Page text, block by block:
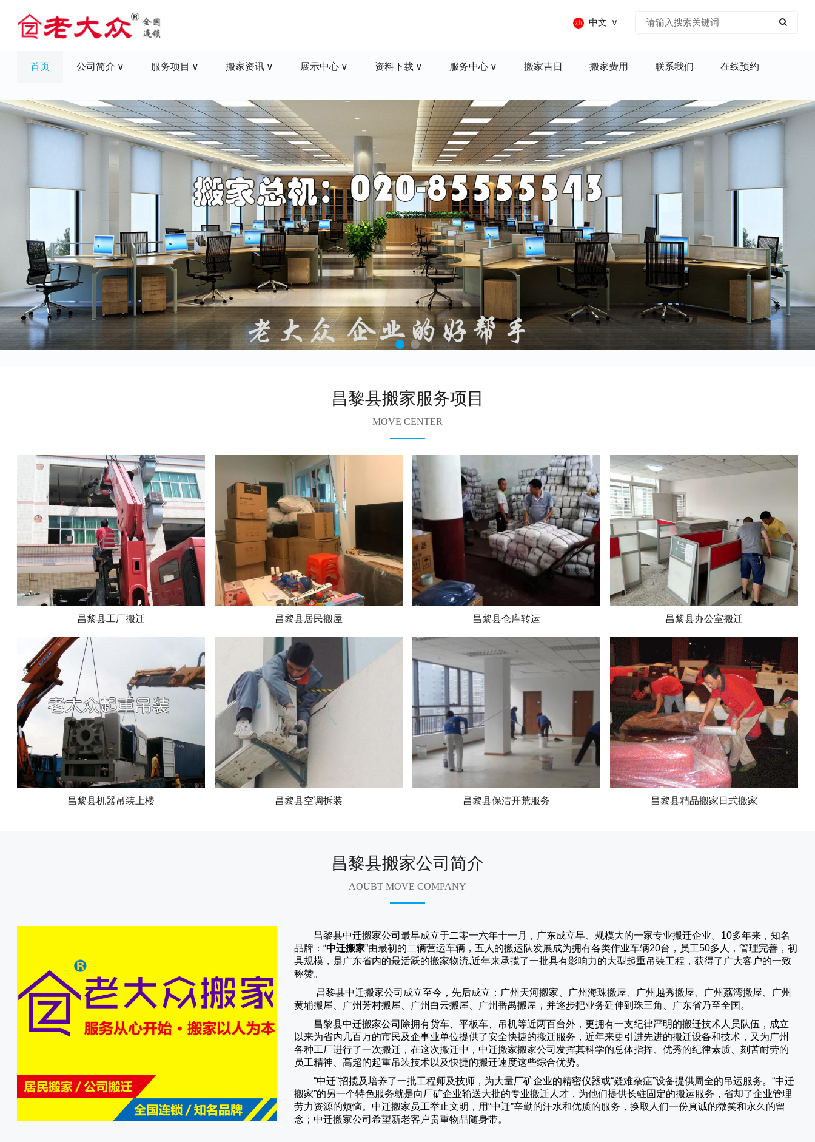
中文
首页 公司简介 服务项目 搬家资讯 展示中心 资料下载 服务中心 搬家吉日 搬家费用 联系我们 在线预约
昌黎县搬家服务项目
MOVE CENTER
昌黎县工厂搬迁 昌黎县居民搬屋 昌黎县仓库转运 昌黎县办公室搬迁
昌黎县机器吊装上楼 昌黎县空调拆装 昌黎县保洁开荒服务 昌黎县精品搬家日式搬家
昌黎县搬家公司简介
AOUBT MOVE COMPANY
昌黎县中迁搬家公司最早成立于二零一六年十一月，广东成立早、规模大的一家专业搬迁企业。10多年来，知名
品牌：“中迁搬家”由最初的二辆营运车辆，五人的搬运队发展成为拥有各类作业车辆20台，员工50多人，管理完善，初
具规模，是广东省内的最活跃的搬家物流,近年来承揽了一批具有影响力的大型起重吊装工程，获得了广大客户的一致
称赞。
昌黎县中迁搬家公司成立至今，先后成立：广州天河搬家、广州海珠搬屋、广州越秀搬屋、广州荔湾搬屋、广州
黄埔搬屋、广州芳村搬屋、广州白云搬屋、广州番禺搬屋，并逐步把业务延伸到珠三角、广东省乃至全国。
昌黎县中迁搬家公司除拥有货车、平板车、吊机等近两百台外，更拥有一支纪律严明的搬迁技术人员队伍，成立
以来为省内几百万的市民及企事业单位提供了安全快捷的搬迁服务，近年来更引进先进的搬迁设备和技术，又为广州
各种工厂进行了一次搬迁，在这次搬迁中，中迁搬家搬家公司发挥其科学的总体指挥、优秀的纪律素质、刻苦耐劳的
员工精神、高超的起重吊装技术以及快捷的搬迁速度这些综合优势。
“中迁”招揽及培养了一批工程师及技师，为大量厂矿企业的精密仪器或“疑难杂症”设备提供周全的吊运服务。“中迁
搬家”的另一个特色服务就是向厂矿企业输送大批的专业搬迁人才，为他们提供长驻固定的搬运服务，省却了企业管理
劳力资源的烦恼。中迁搬家员工举止文明，用“中迁”辛勤的汗水和优质的服务，换取人们一份真诚的微笑和永久的留
念；中迁搬家公司希望新老客户贵重物品随身带。